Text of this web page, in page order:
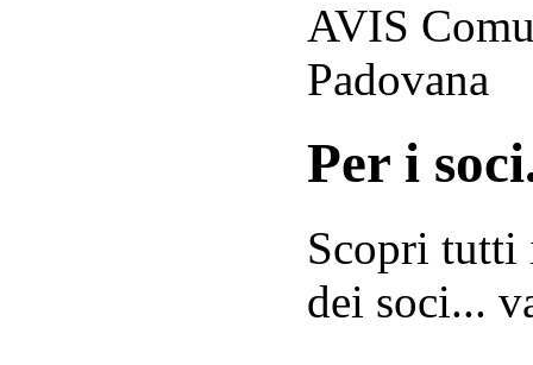
AVIS
Padovana
Per i
Scopri tutti
dei soci...